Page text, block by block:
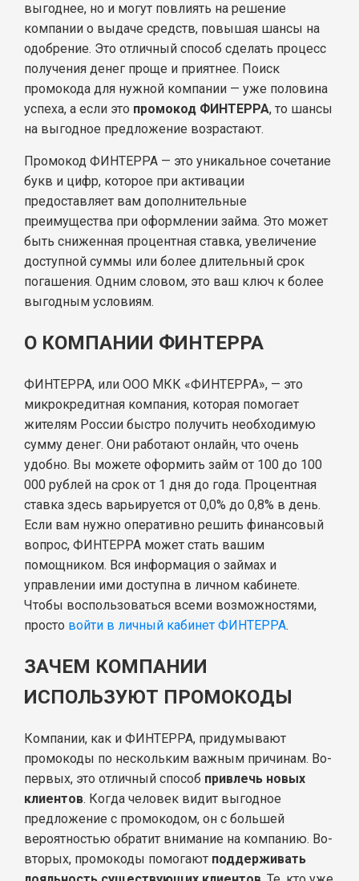
выгоднее, но и могут повлиять на решение
компании о выдаче средств, повышая шансы на
одобрение. Это отличный способ сделать процесс
получения денег проще и приятнее. Поиск
промокода для нужной компании — уже половина
успеха, а если это промокод ФИНТЕРРА, то шансы
на выгодное предложение возрастают.
Промокод ФИНТЕРРА — это уникальное сочетание
букв и цифр, которое при активации
предоставляет вам дополнительные
преимущества при оформлении займа. Это может
быть сниженная процентная ставка, увеличение
доступной суммы или более длительный срок
погашения. Одним словом, это ваш ключ к более
выгодным условиям.
О КОМПАНИИ ФИНТЕРРА
ФИНТЕРРА, или ООО МКК «ФИНТЕРРА», — это
микрокредитная компания, которая помогает
жителям России быстро получить необходимую
сумму денег. Они работают онлайн, что очень
удобно. Вы можете оформить займ от 100 до 100
000 рублей на срок от 1 дня до года. Процентная
ставка здесь варьируется от 0,0% до 0,8% в день.
Если вам нужно оперативно решить финансовый
вопрос, ФИНТЕРРА может стать вашим
помощником. Вся информация о займах и
управлении ими доступна в личном кабинете.
Чтобы воспользоваться всеми возможностями,
просто войти в личный кабинет ФИНТЕРРА.
ЗАЧЕМ КОМПАНИИ
ИСПОЛЬЗУЮТ ПРОМОКОДЫ
Компании, как и ФИНТЕРРА, придумывают
промокоды по нескольким важным причинам. Во-
первых, это отличный способ привлечь новых
клиентов. Когда человек видит выгодное
предложение с промокодом, он с большей
вероятностью обратит внимание на компанию. Во-
вторых, промокоды помогают поддерживать